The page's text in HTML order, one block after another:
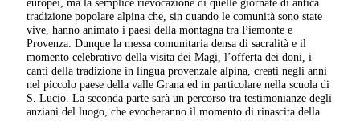
europei, ma la semplice rievocazione di quelle giornate di antica
tradizione popolare alpina che, sin quando le comunità sono state
vive, hanno animato i paesi della montagna tra Piemonte e
Provenza. Dunque la messa comunitaria densa di sacralità e il
momento celebrativo della visita dei Magi, l’offerta dei doni, i
canti della tradizione in lingua provenzale alpina, creati negli anni
nel piccolo paese della valle Grana ed in particolare nella scuola di
S. Lucio. La seconda parte sarà un percorso tra testimonianze degli
anziani del luogo, che evocheranno il momento di rinascita della